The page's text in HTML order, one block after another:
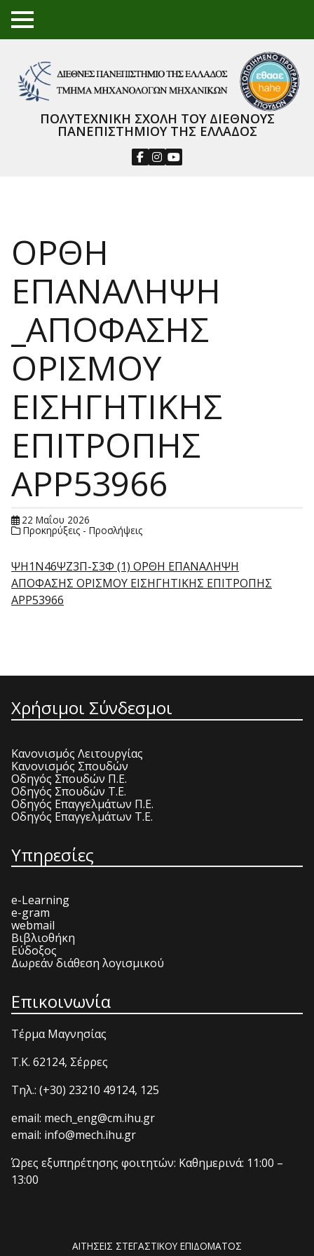
TO
GGL
NU
ΠΟΛΥΤΕΧΝΙΚΗ ΣΧΟΛΗ ΤΟΥ ΔΙΕΘΝΟΥΣ
ΠΑΝΕΠΙΣΤΗΜΙΟΥ ΤΗΣ ΕΛΛΑΔΟΣ
ΟΡΘΗ
ΕΠΑΝΑΛΗΨΗ
_ΑΠΟΦΑΣΗΣ
ΟΡΙΣΜΟΥ
ΕΙΣΗΓΗΤΙΚΗΣ
ΕΠΙΤΡΟΠΗΣ
APP53966
22 Μαΐου 2026
Προκηρύξεις - Προσλήψεις
ΨΗ1Ν46ΨΖ3Π-Σ3Φ (1) ΟΡΘΗ ΕΠΑΝΑΛΗΨΗ
ΑΠΟΦΑΣΗΣ ΟΡΙΣΜΟΥ ΕΙΣΗΓΗΤΙΚΗΣ ΕΠΙΤΡΟΠΗΣ
APP53966
Χρήσιμοι Σύνδεσμοι
Κανονισμός Λειτουργίας
Κανονισμός Σπουδών
Οδηγός Σπουδών Π.Ε.
Οδηγός Σπουδών Τ.Ε.
Οδηγός Επαγγελμάτων Π.Ε.
Οδηγός Επαγγελμάτων Τ.Ε.
Υπηρεσίες
e-Learning
e-gram
webmail
Βιβλιοθήκη
Εύδοξος
Δωρεάν διάθεση λογισμικού
Επικοινωνία
Τέρμα Μαγνησίας
T.K. 62124, Σέρρες
Τηλ.: (+30) 23210 49124, 125
email: mech_eng@cm.ihu.gr
email: info@mech.ihu.gr
Ώρες εξυπηρέτησης φοιτητών: Καθημερινά: 11:00 –
13:00
ΑΙΤΗΣΕΙΣ ΣΤΕΓΑΣΤΙΚΟΥ ΕΠΙΔΟΜΑΤΟΣ